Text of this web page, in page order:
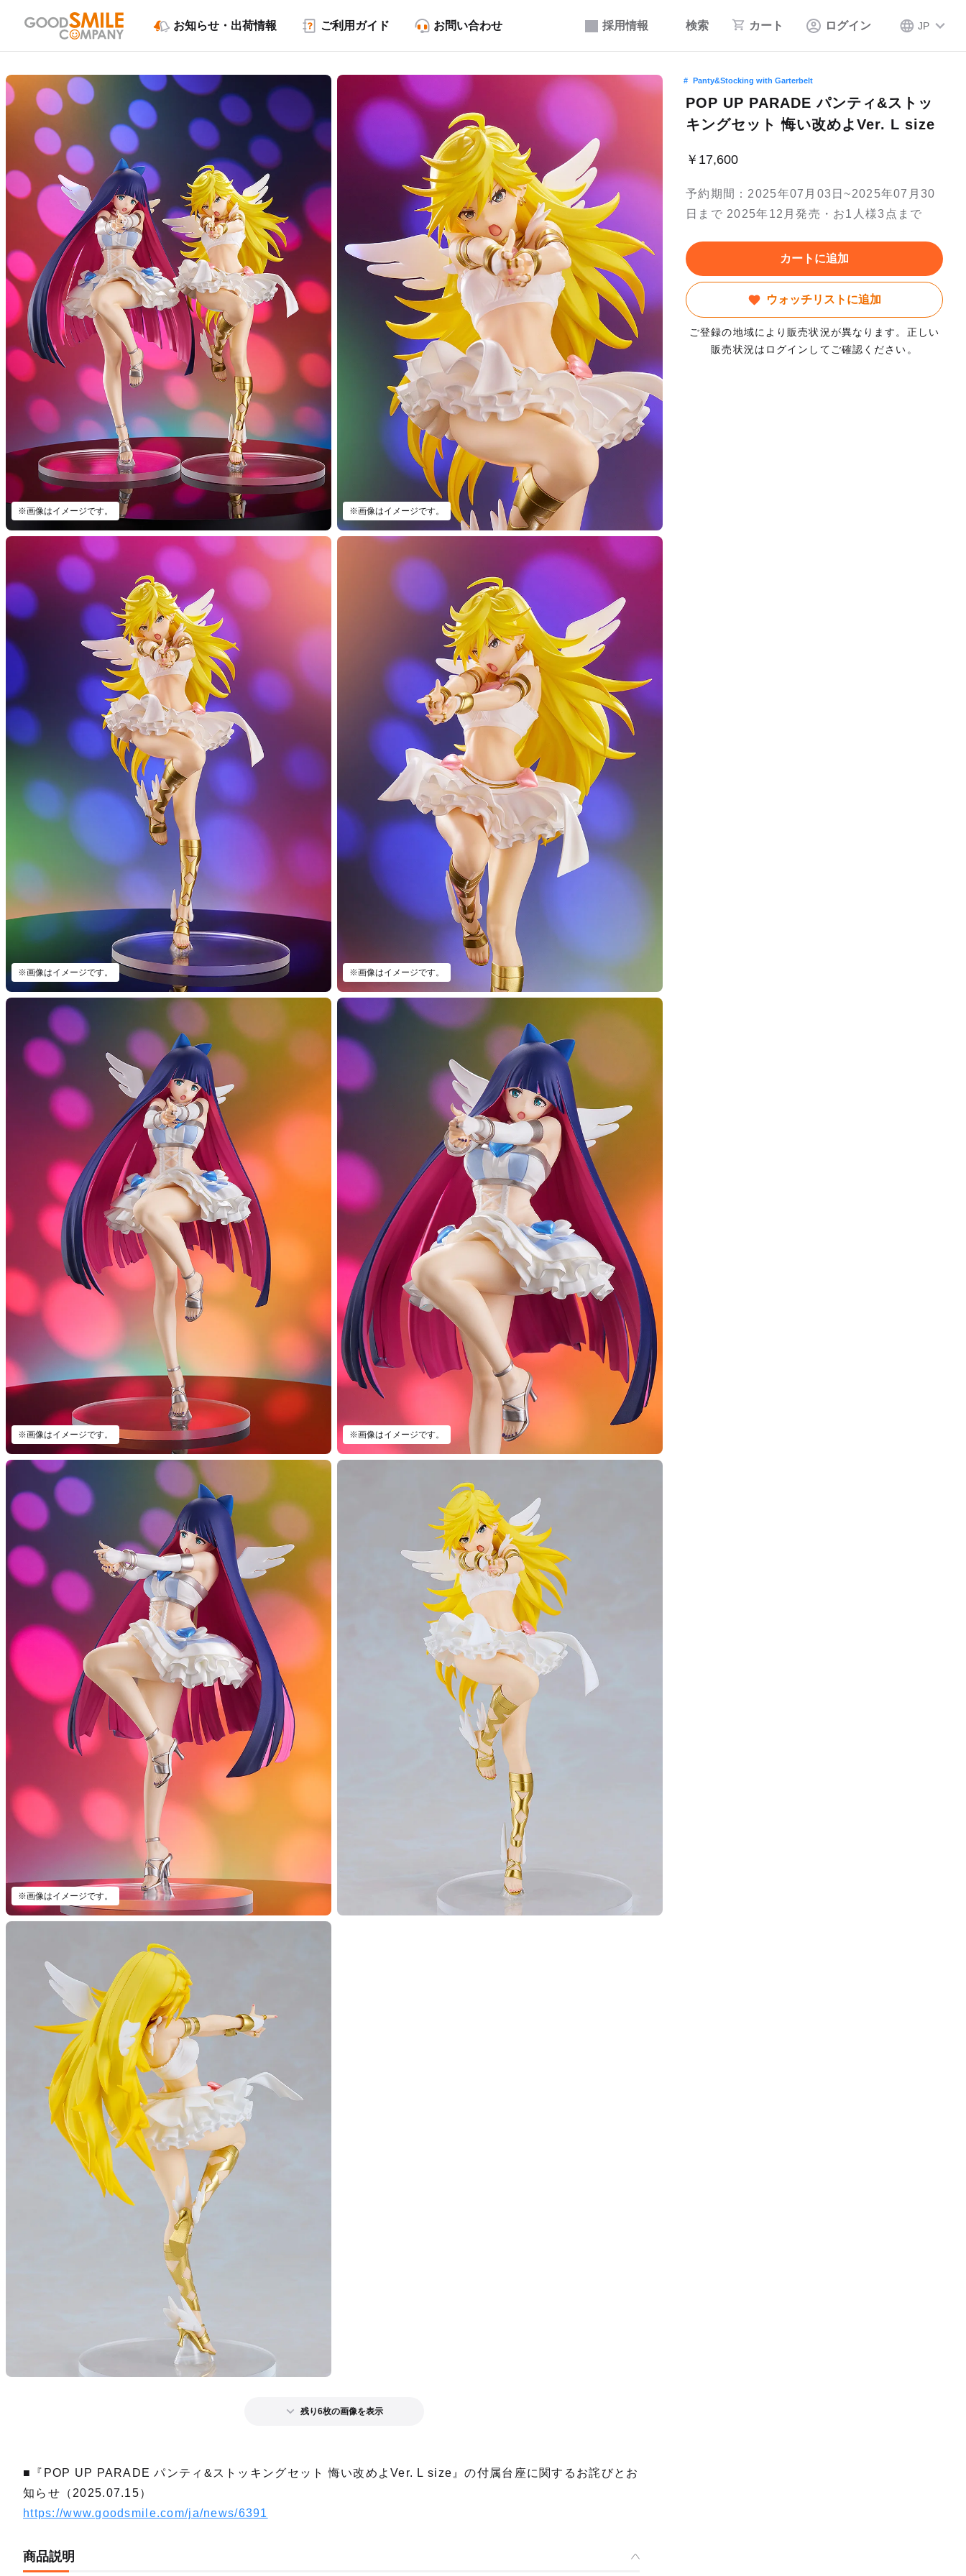
採用情報 検索 カート ログイン JP
お知らせ・出荷情報 ご利用ガイド お問い合わせ
※画像はイメージです。 ※画像はイメージです。
※画像はイメージです。 ※画像はイメージです。
※画像はイメージです。 ※画像はイメージです。
※画像はイメージです。
残り6枚の画像を表示
Panty&Stocking with Garterbelt
POP UP PARADE パンティ&ストッ
キングセット 悔い改めよVer. L size
￥17,600
予約期間：2025年07月03日~2025年07月30
日まで 2025年12月発売・お1人様3点まで
カートに追加
ウォッチリストに追加
ご登録の地域により販売状況が異なります。正しい
販売状況はログインしてご確認ください。
■『POP UP PARADE パンティ&ストッキングセット 悔い改めよVer. L size』の付属台座に関するお詫びとお
知らせ（2025.07.15）
https://www.goodsmile.com/ja/news/6391
商品説明